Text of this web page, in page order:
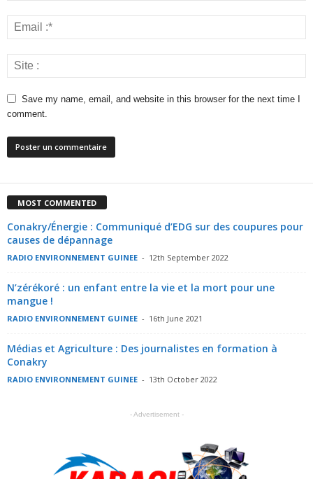
Save my name, email, and website in this browser for the next time I
comment.
MOST COMMENTED
Conakry/Énergie : Communiqué d’EDG sur des coupures pour
causes de dépannage
RADIO ENVIRONNEMENT GUINEE - 12th September 2022
N’zérékoré : un enfant entre la vie et la mort pour une
mangue !
RADIO ENVIRONNEMENT GUINEE - 16th June 2021
Médias et Agriculture : Des journalistes en formation à
Conakry
RADIO ENVIRONNEMENT GUINEE - 13th October 2022
- Advertisement -